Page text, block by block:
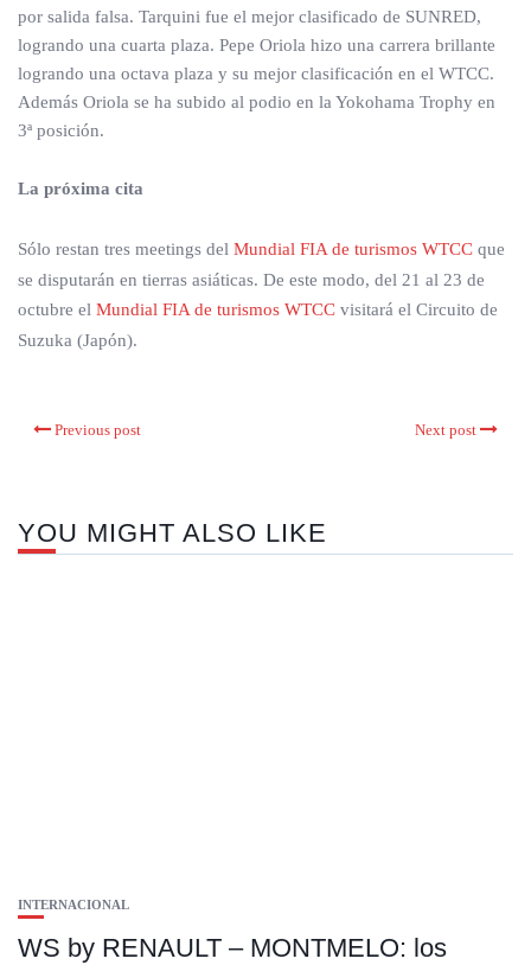
por salida falsa. Tarquini fue el mejor clasificado de SUNRED,
logrando una cuarta plaza. Pepe Oriola hizo una carrera brillante
logrando una octava plaza y su mejor clasificación en el WTCC.
Además Oriola se ha subido al podio en la Yokohama Trophy en
3ª posición.
La próxima cita
Sólo restan tres meetings del Mundial FIA de turismos WTCC que
se disputarán en tierras asiáticas. De este modo, del 21 al 23 de
octubre el Mundial FIA de turismos WTCC visitará el Circuito de
Suzuka (Japón).
Previous post Next post
YOU MIGHT ALSO LIKE
INTERNACIONAL
WS by RENAULT – MONTMELO: los